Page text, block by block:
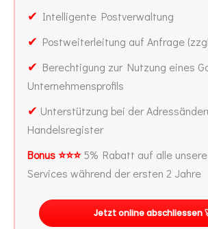
✔ Intelligente Postverwaltung
✔ Postweiterleitung auf Anfrage
✔ Berechtigung zur Nutzung eines
Unternehmensprofils
✔ Unterstützung bei der
Handelsregister
Bonus ⭐⭐⭐5% Rabatt auf alle
Services während der ersten 2 Jahre
Jetzt online abschliessen